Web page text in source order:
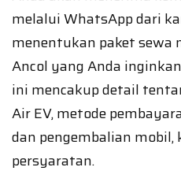
melalui WhatsApp dari
menentukan paket sewa
Ancol yang Anda
ini mencakup detail
Air EV, metode
dan pengembalian
persyaratan.